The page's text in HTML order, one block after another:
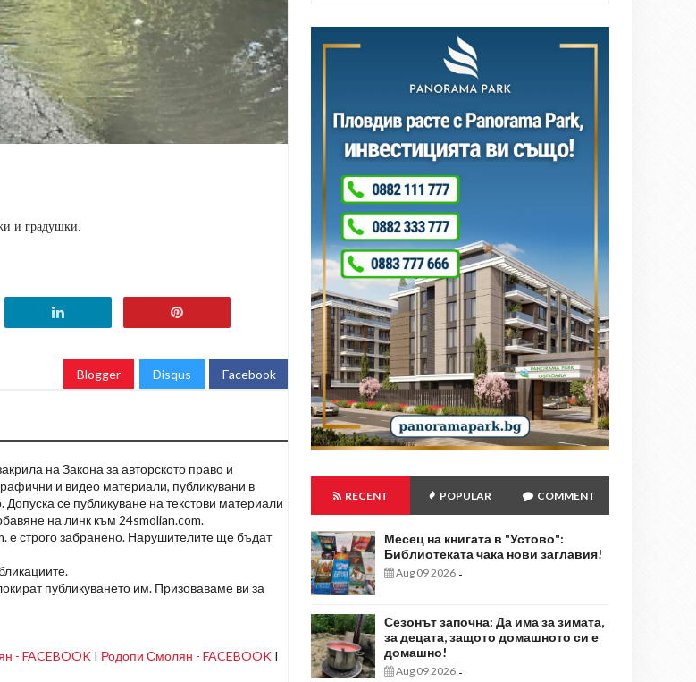
и градушки.
Blogger Disqus Facebook
на Закона за авторското право и
и видео материали, публикувани в
се публикуване на текстови материали
на линк към 24smolian.com.
е строго забранено. Нарушителите ще бъдат
публикуването им. Призоваваме ви за
- FACEBOOK I Родопи Смолян - FACEBOOK I
RECENT POPULAR COMMENT
Месец на книгата в "Устово":
Библиотеката чака нови заглавия!
Aug 09 2026 -
Сезонът започна: Да има за зимата,
за децата, защото домашното си е
домашно!
Aug 09 2026 -